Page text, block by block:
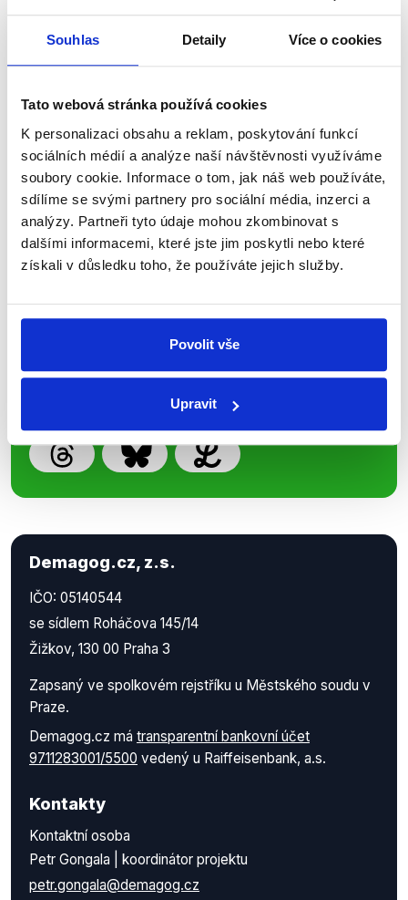
Souhlas Detaily Více o cookies
Tato webová stránka používá cookies
K personalizaci obsahu a reklam, poskytování funkcí
sociálních médií a analýze naší návštěvnosti využíváme
soubory cookie. Informace o tom, jak náš web používáte,
sdílíme se svými partnery pro sociální média, inzerci a
analýzy. Partneři tyto údaje mohou zkombinovat s
dalšími informacemi, které jste jim poskytli nebo které
získali v důsledku toho, že používáte jejich služby.
Povolit vše
Upravit
shrnutí nejzajímavějších článků a analýz.
Začněte nás odebírat, a mějte tak
přehled o tom, jaké dezinformace a
Newsletter WhatsApp
Sociální sítě
z Demagog.cz. Sdílením našich
příspěvků přátelům podpoříte naši
Demagog.cz, z.s.
IČO: 05140544
se sídlem Roháčova 145/14
Žižkov, 130 00 Praha 3
Zapsaný ve spolkovém rejstříku u Městského soudu v
Praze.
Demagog.cz má transparentní bankovní účet
9711283001/5500 vedený u Raiffeisenbank, a.s.
Kontakty
Kontaktní osoba
Petr Gongala | koordinátor projektu
petr.gongala@demagog.cz